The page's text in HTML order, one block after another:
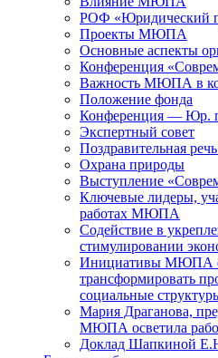
РОФ «Юридический
Проекты МЮПА
Основные аспекты
Конференция
Важность МЮПА в
Положение фонда
Конференция — Юр.
Экспертный совет
Поздравительная
Охрана природы
Выступление
Ключевые лидеры,
работах МЮПА
Cодействие в
стимулировании
Инициативы МЮПА с
трансформировать
социальные
Мария Драганова,
МЮПА осветила
Доклад Шапкиной